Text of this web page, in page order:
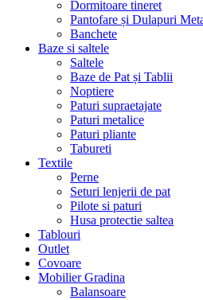
Dormitoare tineret
Pantofare și Dulapuri
Banchete
Baze si saltele
Saltele
Baze de Pat și Tablii
Noptiere
Paturi supraetajate
Paturi metalice
Paturi pliante
Tabureti
Textile
Perne
Seturi lenjerii de pat
Pilote si paturi
Husa protectie saltea
Tablouri
Outlet
Covoare
Mobilier Gradina
Balansoare